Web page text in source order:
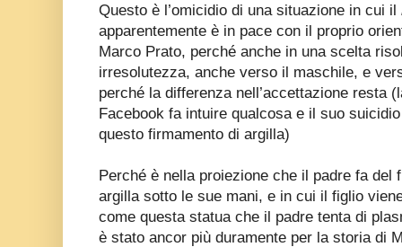
Questo è l’omicidio di una situazione in cui il
apparentemente è in pace con il proprio
Marco Prato, perché anche in una scelta
irresolutezza, anche verso il maschile, e
perché la differenza nell’accettazione resta
Facebook fa intuire qualcosa e il suo
questo firmamento di argilla)
Perché è nella proiezione che il padre fa del
argilla sotto le sue mani, e in cui il figlio
come questa statua che il padre tenta di
è stato ancor più duramente per la storia di